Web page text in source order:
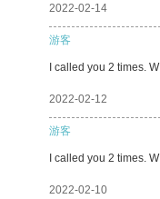
2022-02-14
游客
I called you 2 times. W
2022-02-12
游客
I called you 2 times. W
2022-02-10